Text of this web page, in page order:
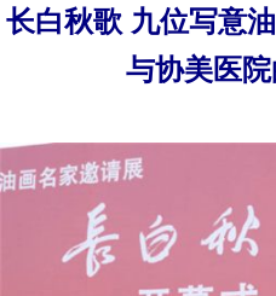
长白秋歌 九位写意
与协美医